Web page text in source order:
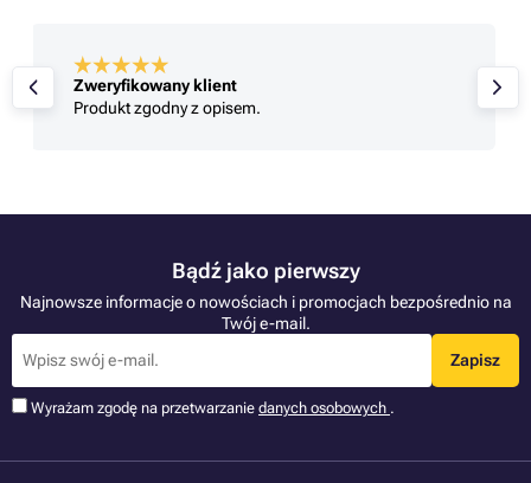
Zweryfikowany klient
Produkt zgodny z opisem.
Bądź jako pierwszy
Najnowsze informacje o nowościach i promocjach bezpośrednio na
Twój e-mail.
Zapisz
Wyrażam zgodę na przetwarzanie danych osobowych .